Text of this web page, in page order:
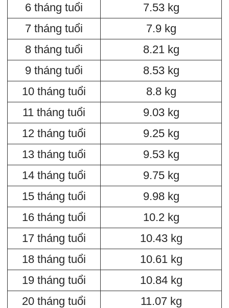
6 tháng tuổi
7.53 kg
7 tháng tuổi
7.9 kg
8 tháng tuổi
8.21 kg
9 tháng tuổi
8.53 kg
10 tháng tuổi
8.8 kg
11 tháng tuổi
9.03 kg
12 tháng tuổi
9.25 kg
13 tháng tuổi
9.53 kg
14 tháng tuổi
9.75 kg
15 tháng tuổi
9.98 kg
16 tháng tuổi
10.2 kg
17 tháng tuổi
10.43 kg
18 tháng tuổi
10.61 kg
19 tháng tuổi
10.84 kg
20 tháng tuổi
11.07 kg